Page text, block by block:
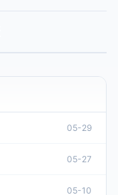
05-29
05-27
05-10